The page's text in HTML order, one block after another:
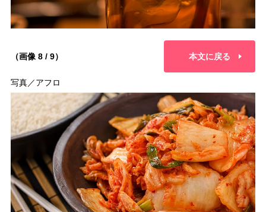
（画像 8 / 9） 本文に戻る
写真／アフロ